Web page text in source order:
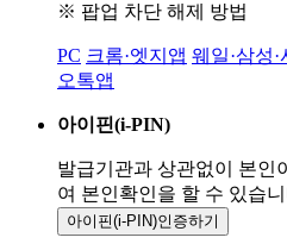
※ 팝업 차단 해제 방법
PC 크롬·엣지앱 웨일·삼성
오톡앱
아이핀(i-PIN)
발급기관과 상관없이 본인
여 본인확인을 할 수 있습
아이핀(i-PIN)인증하기